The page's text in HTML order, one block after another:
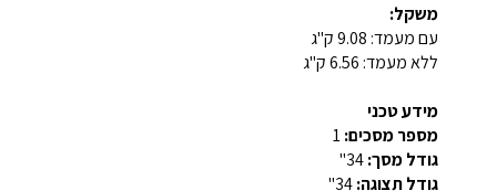
משקל:
עם מעמד: ‎9.08 ק"ג
ללא מעמד: ‎6.56 ק"ג
מידע טכני
מספר מסכים:
גודל מסך:
גודל תצוגה: